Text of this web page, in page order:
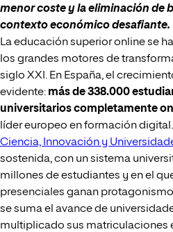
menor coste y la eliminación de
contexto económico desafiante.
La educación superior online se
los grandes motores de
siglo XXI. En España, el
evidente: más de 338.000
universitarios completamente
líder europeo en formación
Ciencia, Innovación y
sostenida, con un sistema
millones de estudiantes y en el
presenciales ganan
se suma el avance de
multiplicado sus matriculaciones